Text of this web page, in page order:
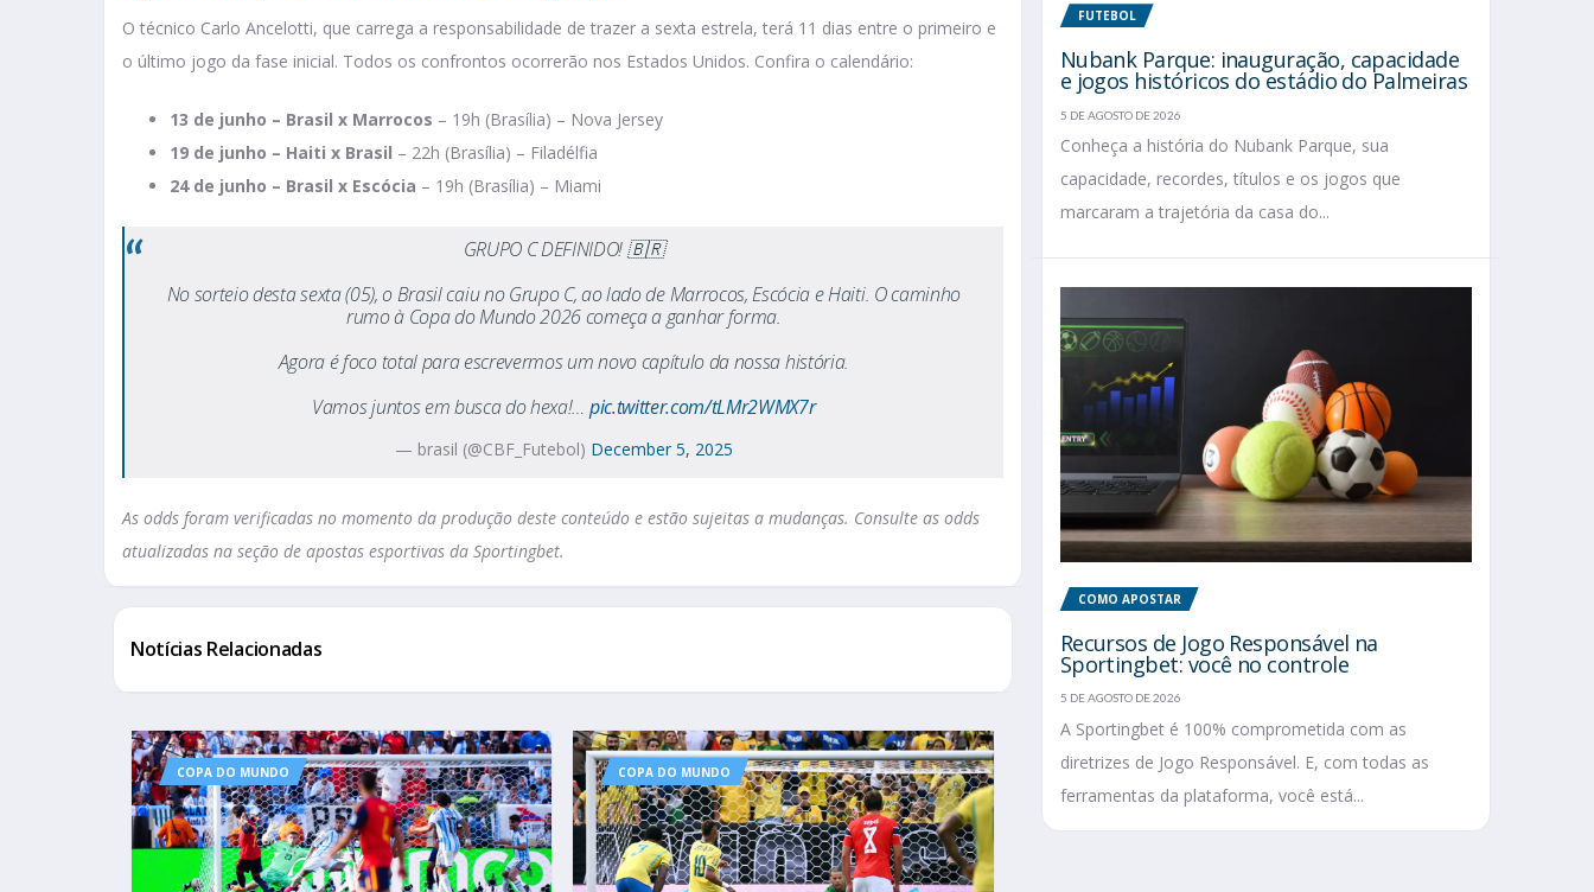
O técnico Carlo Ancelotti, que carrega a responsabilidade de trazer a sexta estrela, terá 11 dias entre o primeiro e
o último jogo da fase inicial. Todos os confrontos ocorrerão nos Estados Unidos. Confira o calendário:
13 de junho – Brasil x Marrocos – 19h (Brasília) – Nova Jersey
19 de junho – Haiti x Brasil – 22h (Brasília) – Filadélfia
24 de junho – Brasil x Escócia – 19h (Brasília) – Miami
GRUPO C DEFINIDO! 🇧🇷
No sorteio desta sexta (05), o Brasil caiu no Grupo C, ao lado de Marrocos, Escócia e Haiti. O caminho
rumo à Copa do Mundo 2026 começa a ganhar forma.
Agora é foco total para escrevermos um novo capítulo da nossa história.
Vamos juntos em busca do hexa!… pic.twitter.com/tLMr2WMX7r
— brasil (@CBF_Futebol) December 5, 2025
As odds foram verificadas no momento da produção deste conteúdo e estão sujeitas a mudanças. Consulte as odds
atualizadas na seção de apostas esportivas da Sportingbet.
Notícias Relacionadas
COPA DO MUNDO COPA DO MUNDO
FUTEBOL
Nubank Parque: inauguração, capacidade
e jogos históricos do estádio do Palmeiras
5 DE AGOSTO DE 2026
Conheça a história do Nubank Parque, sua
capacidade, recordes, títulos e os jogos que
marcaram a trajetória da casa do...
COMO APOSTAR
Recursos de Jogo Responsável na
Sportingbet: você no controle
5 DE AGOSTO DE 2026
A Sportingbet é 100% comprometida com as
diretrizes de Jogo Responsável. E, com todas as
ferramentas da plataforma, você está...